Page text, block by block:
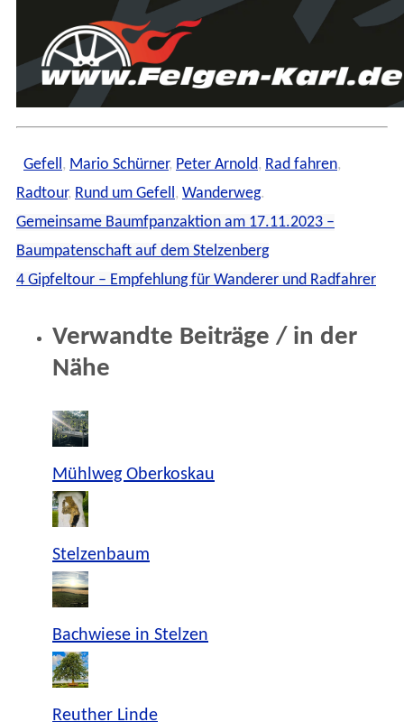
Gefell, Mario Schürner, Peter Arnold, Rad fahren,
Radtour, Rund um Gefell, Wanderweg.
Gemeinsame Baumfpanzaktion am 17.11.2023 –
Baumpatenschaft auf dem Stelzenberg
4 Gipfeltour – Empfehlung für Wanderer und Radfahrer
Verwandte Beiträge / in der
Nähe
Mühlweg Oberkoskau
Stelzenbaum
Bachwiese in Stelzen
Reuther Linde